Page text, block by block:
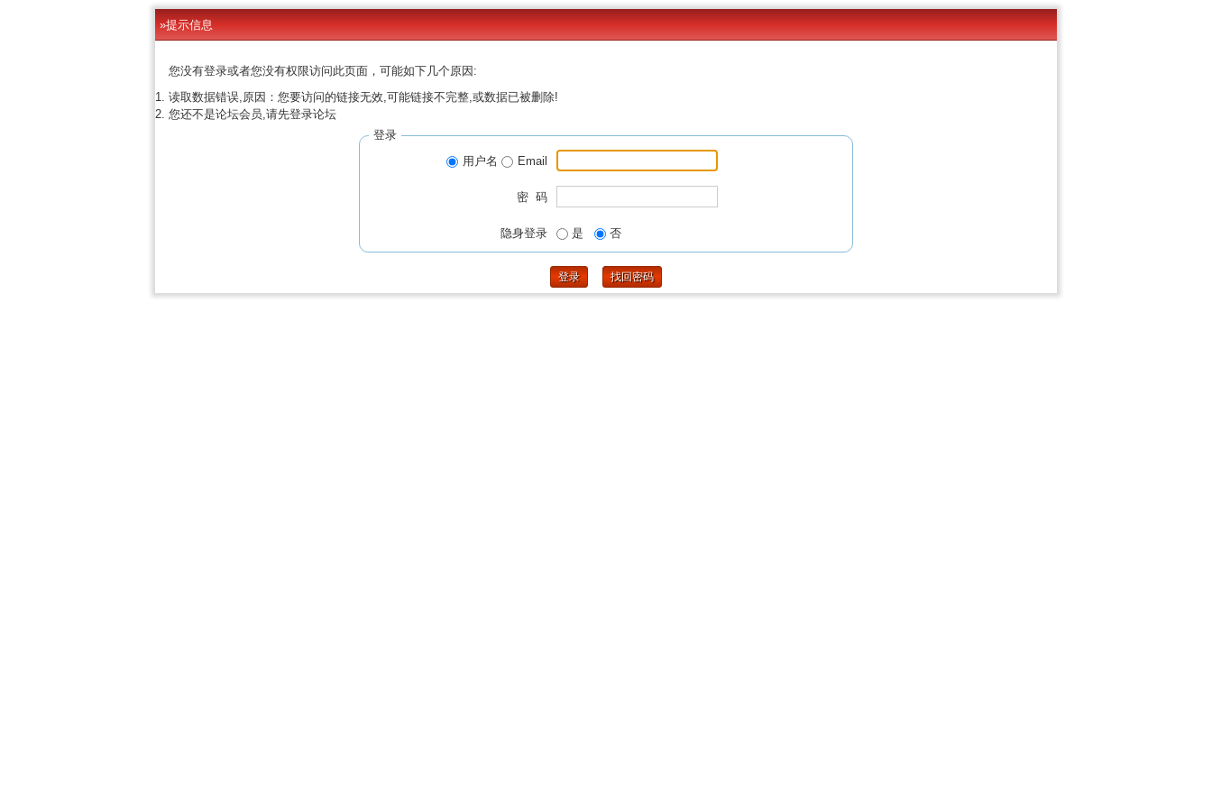
»提示信息
您没有登录或者您没有权限访问此页面，可能如下几个原因:
读取数据错误,原因：您要访问的链接无效,可能链接不完整,或数据已被删除!
您还不是论坛会员,请先登录论坛
登录
用户名
Email
密 码
隐身登录 是 否